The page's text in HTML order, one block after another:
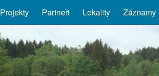
Projekty Partneři Lokality Záznamy